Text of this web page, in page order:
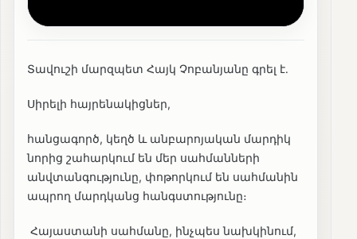
Տավուշի մարզպետ Հայկ Չոբանյանը գրել է․
Սիրելի հայրենակիցներ,
հանցագործ, կեղծ և անբարոյական մարդիկ
նորից շահարկում են մեր սահմանների
անվտանգությունը, փոթորկում են սահմանին
ապրող մարդկանց հանգստությունը։
Հայաստանի սահմանը, ինչպես նախկինում,